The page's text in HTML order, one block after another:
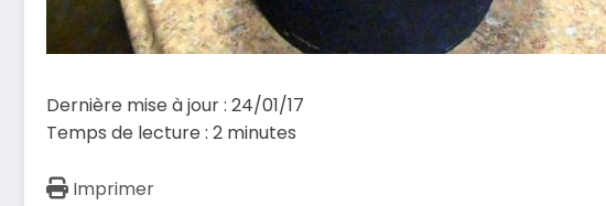
Dernière mise à jour : 24/01/17
Temps de lecture : 2 minutes
Imprimer